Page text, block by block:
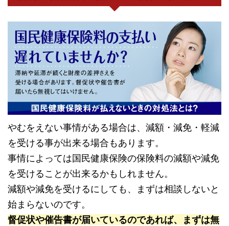
やむをえない事情がある場合は、減額・減免・軽減
を受ける事が出来る場合もあります。
事情によっては国民健康保険の保険料の減額や減免
を受けることが出来るかもしれません。
減額や減免を受けるにしても、まずは相談しないと
始まらないのです。
督促状や催告書が届いているのであれば、まずは無